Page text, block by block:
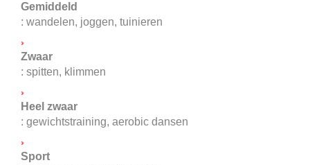
Gemiddeld
: wandelen, joggen, tuinieren
Zwaar
: spitten, klimmen
Heel zwaar
: gewichtstraining, aerobic dansen
Sport